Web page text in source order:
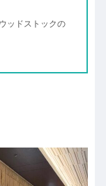
ッドストックの